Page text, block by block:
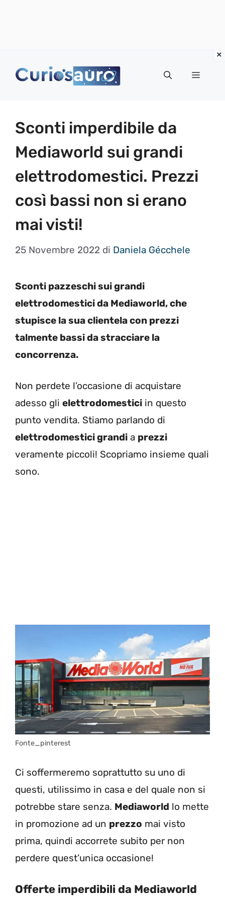
Menu
Sconti imperdibile da
Mediaworld sui grandi
elettrodomestici. Prezzi
così bassi non si erano
mai visti!
25 Novembre 2022 di Daniela Gécchele
Sconti pazzeschi sui grandi
elettrodomestici da Mediaworld, che
stupisce la sua clientela con prezzi
talmente bassi da stracciare la
concorrenza.
Non perdete l’occasione di acquistare
adesso gli elettrodomestici in questo
punto vendita. Stiamo parlando di
elettrodomestici grandi a prezzi
veramente piccoli! Scopriamo insieme quali
sono.
Fonte_pinterest
Ci soffermeremo soprattutto su uno di
questi, utilissimo in casa e del quale non si
potrebbe stare senza. Mediaworld lo mette
in promozione ad un prezzo mai visto
prima, quindi accorrete subito per non
perdere quest’unica occasione!
Offerte imperdibili da Mediaworld